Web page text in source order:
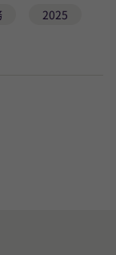
2025